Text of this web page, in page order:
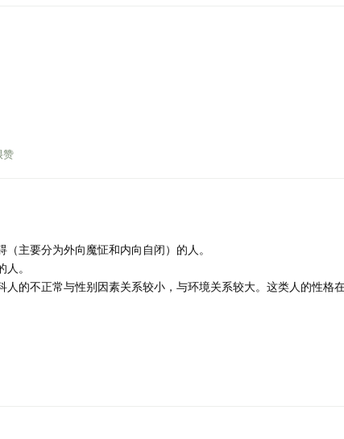
赞
主要分为外向魔怔和内向自闭）的人。
。
的不正常与性别因素关系较小，与环境关系较大。这类人的性格